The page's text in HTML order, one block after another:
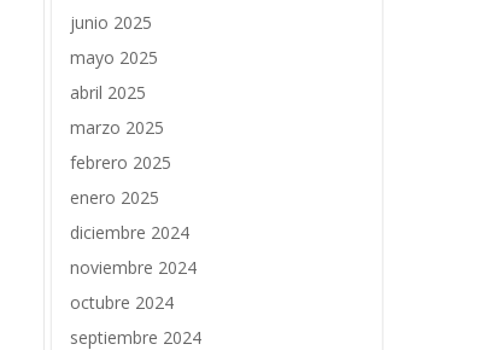
junio 2025
mayo 2025
abril 2025
marzo 2025
febrero 2025
enero 2025
diciembre 2024
noviembre 2024
octubre 2024
septiembre 2024